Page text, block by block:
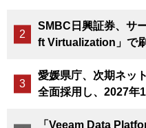
SMBC日興証券、サ
ft Virtualization」で
愛媛県庁、次期ネッ
全面採用し、2027年
「Veeam Data